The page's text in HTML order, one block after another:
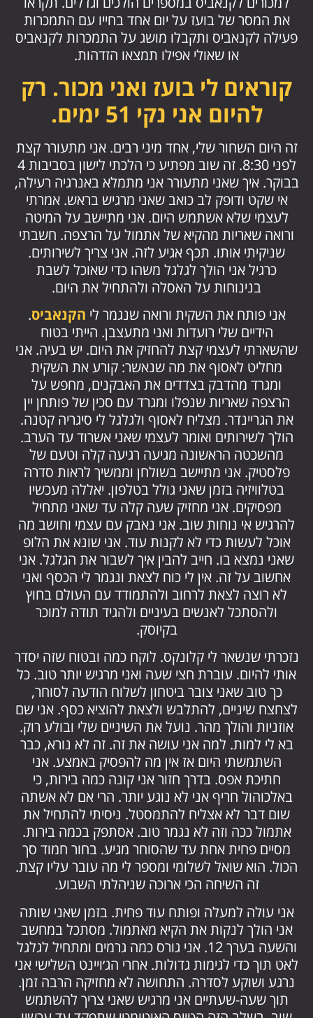
את המסר של בועז על יום אחד בחייו עם התמכרות
פעילה לקנאביס ותקבלו מושג על התמכרות לקנאביס
או שאולי אפילו תמצאו הזדהות.
קוראים לי בועז ואני מכור. רק
להיום אני נקי 51 ימים.
זה היום השחור שלי, אחד מיני רבים. אני מתעורר קצת
לפני 8:30. זה שוב מפתיע כי הלכתי לישון בסביבות 4
בבוקר. איך שאני מתעורר אני מתמלא באנרגיה רעילה,
אי שקט ודופק לב כואב שאני מרגיש בראש. אמרתי
לעצמי שלא אשתמש היום. אני מתיישב על המיטה
ורואה שאריות מהקיא של אתמול על הרצפה. חשבתי
שניקיתי אותו. תכף אגיע לזה. אני צריך לשירותים.
כרגיל אני הולך לגלגל משהו כדי שאוכל לשבת
בנינוחות על האסלה ולהתחיל את היום.
אני פותח את השקית ורואה שנגמר לי הקנאביס.
הידיים שלי רועדות ואני מתעצבן. הייתי בטוח
שהשארתי לעצמי קצת להחזיק את היום. יש בעיה. אני
מחליט לאסוף את מה שנאשר: קורע את השקית
ומגרד מהדבק בצדדים את האבקנים, מחפש על
הרצפה שאריות שנפלו ומגרד עם סכין של פותחן יין
את הגריינדר. מצליח לאסוף ולגלגל לי סיגריה קטנה.
הולך לשירותים ואומר לעצמי שאני אשרוד עד הערב.
מהשכטה הראשונה מגיעה רגיעה קלה וטעם של
פלסטיק. אני מתיישב בשולחן וממשיך לראות סדרה
בטלוויזיה בזמן שאני גולל בטלפון. יאללה מעכשיו
מפסיקים. אני מחזיק שעה קלה עד שאני מתחיל
להרגיש אי נוחות שוב. אני נאבק עם עצמי וחושב מה
אוכל לעשות כדי לא לקנות עוד. אני שונא את הלופ
שאני נמצא בו. חייב להבין איך לשבור את הגלגל. אני
אחשוב על זה. אין לי כוח לצאת ונגמר לי הכסף ואני
לא רוצה לצאת לרחוב ולהתמודד עם העולם בחוץ
ולהסתכל לאנשים בעיניים ולהגיד תודה למוכר
בקיוסק.
נזכרתי שנשאר לי קלונקס. לוקח כמה ובטוח שזה יסדר
אותי להיום. עוברת חצי שעה ואני מרגיש יותר טוב. כל
כך טוב שאני צובר ביטחון לשלוח הודעה לסוחר,
לצחצח שיניים, להתלבש ולצאת להוציא כסף. אני שם
אוזניות והולך מהר. נועל את השיניים שלי ובולע רוק.
בא לי למות. למה אני עושה את זה. זה לא נורא, כבר
השתמשתי היום אז אין מה להפסיק באמצע. אני
חתיכת אפס. בדרך חזור אני קונה כמה בירות, כי
באלכוהול חריף אני לא נוגע יותר. הרי אם לא אשתה
שום דבר לא אצליח להתמסטל. ניסיתי להתחיל את
אתמול ככה וזה לא נגמר טוב. אסתפק בכמה בירות.
מסיים פחית אחת עד שהסוחר מגיע. בחור חמוד סך
הכול. הוא שואל לשלומי ומספר לי מה עובר עליו קצת.
זה השיחה הכי ארוכה שניהלתי השבוע.
אני עולה למעלה ופותח עוד פחית. בזמן שאני שותה
אני הולך לנקות את הקיא מאתמול. מסתכל במחשב
והשעה בערך 12. אני גורס כמה גרמים ומתחיל לגלגל
לאט תוך כדי לגימות גדולות. אחרי הג׳ויינט השלישי אני
נרגע ושוקע לסדרה. התחושה לא מחזיקה הרבה זמן.
תוך שעה-שעתיים אני מרגיש שאני צריך להשתמש